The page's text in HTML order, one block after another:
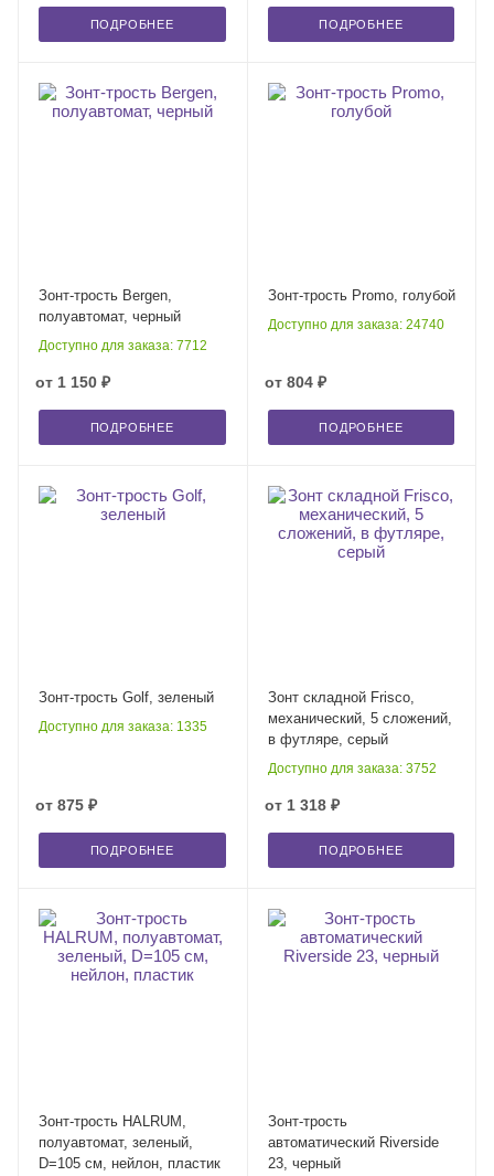
ПОДРОБНЕЕ ПОДРОБНЕЕ
Зонт-трость Bergen,
полуавтомат, черный
Доступно для заказа: 7712
от 1 150 ₽
ПОДРОБНЕЕ
Зонт-трость Promo, голубой
Доступно для заказа: 24740
от 804 ₽
ПОДРОБНЕЕ
Зонт-трость Golf, зеленый
Доступно для заказа: 1335
от 875 ₽
ПОДРОБНЕЕ
Зонт складной Frisco,
механический, 5 сложений,
в футляре, серый
Доступно для заказа: 3752
от 1 318 ₽
ПОДРОБНЕЕ
Зонт-трость HALRUM,
полуавтомат, зеленый,
D=105 см, нейлон, пластик
Зонт-трость
автоматический Riverside
23, черный